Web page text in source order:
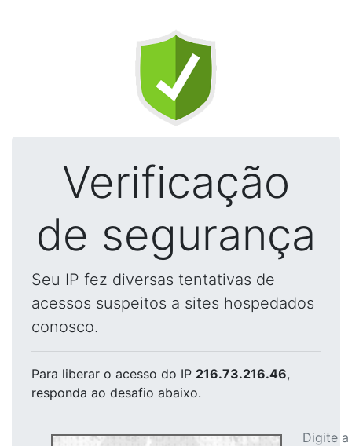
Verificação
de segurança
Seu IP fez diversas tentativas de
acessos suspeitos a sites hospedados
conosco.
Para liberar o acesso do IP 216.73.216.46,
responda ao desafio abaixo.
Digite